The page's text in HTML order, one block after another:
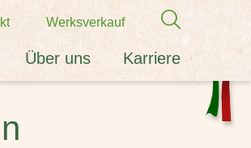
Werksverkauf
Über uns Karriere